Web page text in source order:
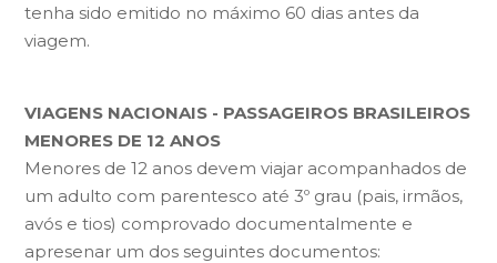
tenha sido emitido no máximo 60 dias antes da
viagem.
VIAGENS NACIONAIS - PASSAGEIROS BRASILEIROS
MENORES DE 12 ANOS
Menores de 12 anos devem viajar acompanhados de
um adulto com parentesco até 3º grau (pais, irmãos,
avós e tios) comprovado documentalmente e
apresenar um dos seguintes documentos: